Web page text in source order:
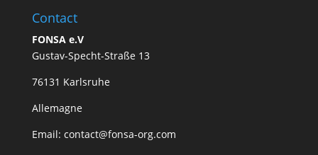
Contact
FONSA e.V
Gustav-Specht-Straße 13
76131 Karlsruhe
Allemagne
Email: contact@fonsa-org.com